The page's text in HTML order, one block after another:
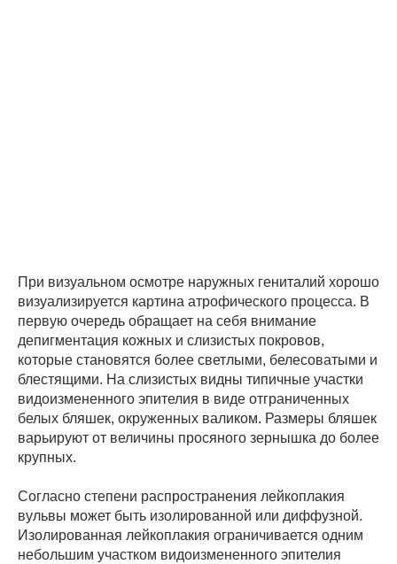
При визуальном осмотре наружных гениталий хорошо
визуализируется картина атрофического процесса. В
первую очередь обращает на себя внимание
депигментация кожных и слизистых покровов,
которые становятся более светлыми, белесоватыми и
блестящими. На слизистых видны типичные участки
видоизмененного эпителия в виде отграниченных
белых бляшек, окруженных валиком. Размеры бляшек
варьируют от величины просяного зернышка до более
крупных.
Согласно степени распространения лейкоплакия
вульвы может быть изолированной или диффузной.
Изолированная лейкоплакия ограничивается одним
небольшим участком видоизмененного эпителия